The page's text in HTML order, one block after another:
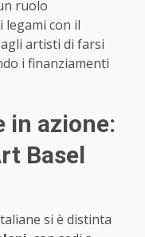
ruolo
legami con il
artisti di farsi
i finanziamenti
in azione:
Basel
si è distinta